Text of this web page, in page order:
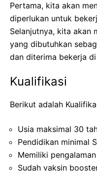
Pertama, kita akan
diperlukan untuk
Selanjutnya, kita akan
yang dibutuhkan
dan diterima bekerja
Kualifikasi
Berikut adalah
Usia maksimal 30
Pendidikan minimal
Memiliki
Sudah vaksin